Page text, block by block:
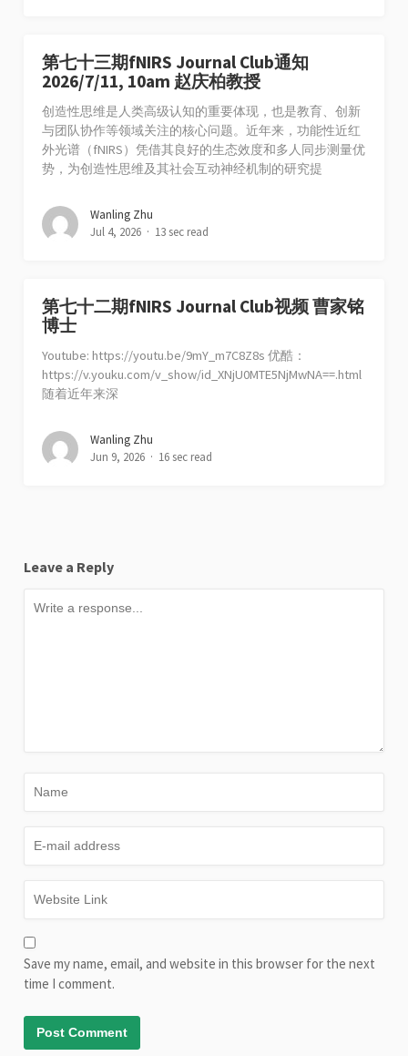
第七十三期fNIRS Journal Club通知
2026/7/11, 10am 赵庆柏教授
创造性思维是人类高级认知的重要体现，也是教育、创新
与团队协作等领域关注的核心问题。近年来，功能性近红
外光谱（fNIRS）凭借其良好的生态效度和多人同步测量优
势，为创造性思维及其社会互动神经机制的研究提
Wanling Zhu
Jul 4, 2026
13 sec read
第七十二期fNIRS Journal Club视频 曹家铭
博士
Youtube: https://youtu.be/9mY_m7C8Z8s 优酷：
https://v.youku.com/v_show/id_XNjU0MTE5NjMwNA==.html
随着近年来深
Wanling Zhu
Jun 9, 2026
16 sec read
Leave a Reply
Save my name, email, and website in this browser for the next
time I comment.